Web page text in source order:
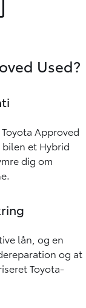
Used?
Approved
et Hybrid
dig om
lån, og en
og at
Toyota-